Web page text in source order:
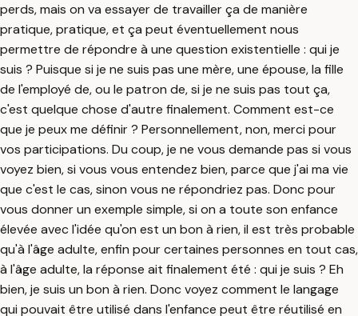
perds, mais on va essayer de travailler ça de manière
pratique, pratique, et ça peut éventuellement nous
permettre de répondre à une question existentielle : qui je
suis ? Puisque si je ne suis pas une mère, une épouse, la fille
de l'employé de, ou le patron de, si je ne suis pas tout ça,
c'est quelque chose d'autre finalement. Comment est-ce
que je peux me définir ? Personnellement, non, merci pour
vos participations. Du coup, je ne vous demande pas si vous
voyez bien, si vous vous entendez bien, parce que j'ai ma vie
que c'est le cas, sinon vous ne répondriez pas. Donc pour
vous donner un exemple simple, si on a toute son enfance
élevée avec l'idée qu'on est un bon à rien, il est très probable
qu'à l'âge adulte, enfin pour certaines personnes en tout cas,
à l'âge adulte, la réponse ait finalement été : qui je suis ? Eh
bien, je suis un bon à rien. Donc voyez comment le langage
qui pouvait être utilisé dans l'enfance peut être réutilisé en